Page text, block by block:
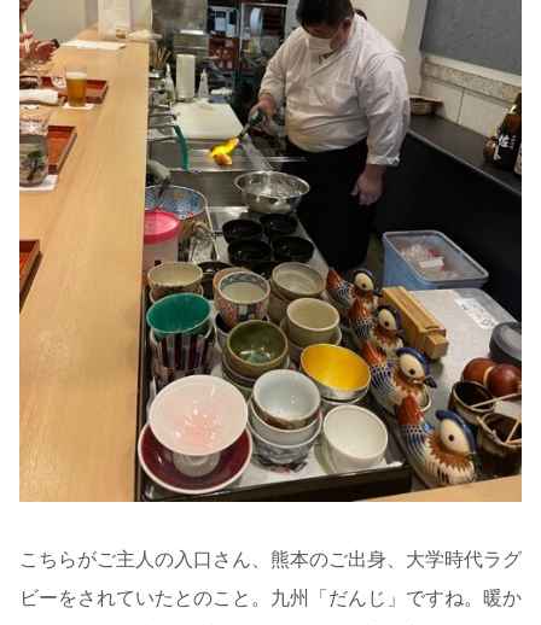
こちらがご主人の入口さん、熊本のご出身、大学時代ラグ
ビーをされていたとのこと。九州「だんじ」ですね。暖か